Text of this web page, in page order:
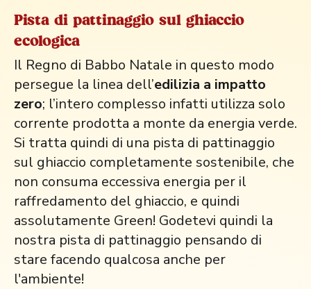
Pista di pattinaggio sul ghiaccio
ecologica
Il Regno di Babbo Natale in questo modo
persegue la linea dell’edilizia a impatto
zero; l’intero complesso infatti utilizza solo
corrente prodotta a monte da energia verde.
Si tratta quindi di una pista di pattinaggio
sul ghiaccio completamente sostenibile, che
non consuma eccessiva energia per il
raffredamento del ghiaccio, e quindi
assolutamente Green! Godetevi quindi la
nostra pista di pattinaggio pensando di
stare facendo qualcosa anche per
l'ambiente!